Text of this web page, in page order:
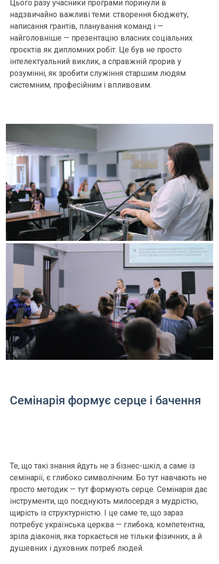
Цього разу учасники програми поринули в
надзвичайно важливі теми: створення бюджету,
написання грантів, планування команд і —
найголовніше — презентацію власних соціальних
проєктів як дипломних робіт. Це був не просто
інтелектуальний виклик, а справжній прорив у
розумінні, як зробити служіння старшим людям
системним, професійним і впливовим.
Семінарія формує серце і бачення
Те, що такі знання йдуть не з бізнес-шкіл, а саме із
семінарії, є глибоко символічним. Бо тут навчають не
просто методик — тут формують серце. Семінарія дає
інструменти, що поєднують милосердя з мудрістю,
щирість із структурністю. І це саме те, що зараз
потребує українська церква — глибока, компетентна,
зріла діаконія, яка торкається не тільки фізичних, а й
душевних і духовних потреб людей.